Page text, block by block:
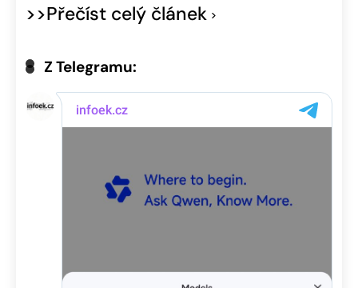
>>Přečíst celý článek
Z Telegramu: